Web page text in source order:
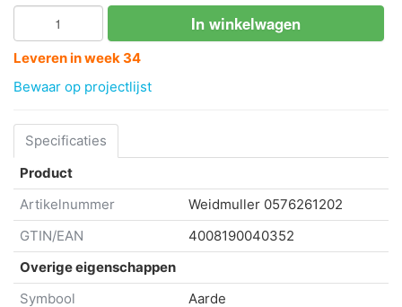
In winkelwagen
Leveren in week 34
Bewaar op projectlijst
Specificaties
Product
Artikelnummer
Weidmuller 0576261202
GTIN/EAN
4008190040352
Overige eigenschappen
Symbool
Aarde